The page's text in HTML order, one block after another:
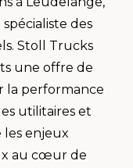
des
Stoll Trucks
une offre de
la performance
utilitaires et
les enjeux
au cœur de